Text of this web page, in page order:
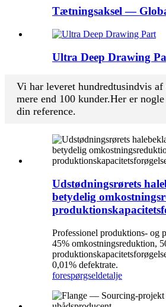
Tætningsaksel —
Ultra Deep Drawing
Vi har leveret hundredtusindvis
mere end 100 kunder.Her er
din reference.
Udstødningsrørets
betydelig
Professionel produktions- og
45% omkostningsreduktion,
0,01% defektrate.
forespørgseldetalje